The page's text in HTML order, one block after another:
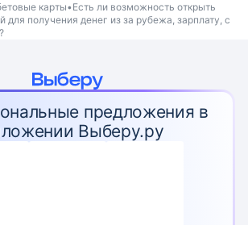
карты Есть ли возможность открыть
для получения денег из за рубежа, зарплату, с
предложения в
Выберу.ру